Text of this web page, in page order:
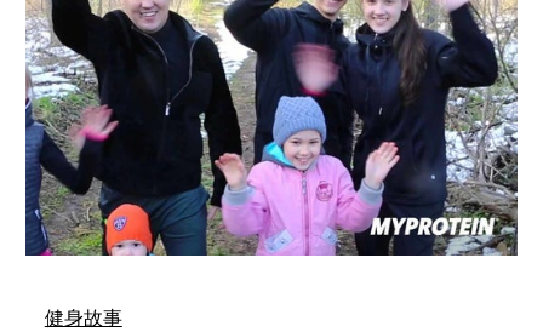
健身故事